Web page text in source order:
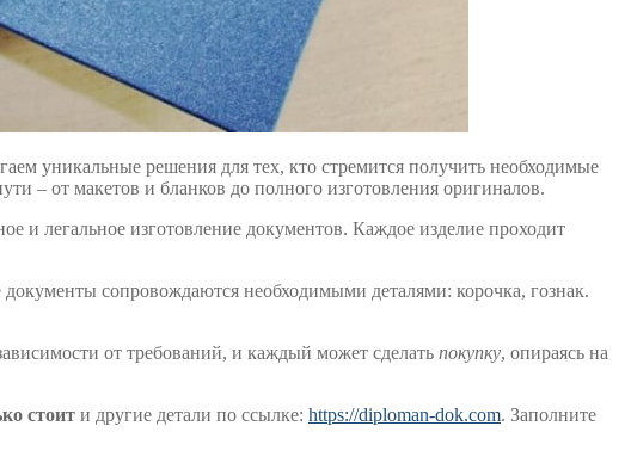
уникальные решения для тех, кто стремится получить необходимые
– от макетов и бланков до полного изготовления оригиналов.
и легальное изготовление документов. Каждое изделие проходит
сопровождаются необходимыми деталями: корочка, гознак.
от требований, и каждый может сделать покупку, опираясь на
стоит и другие детали по ссылке: https://diploman-dok.com. Заполните